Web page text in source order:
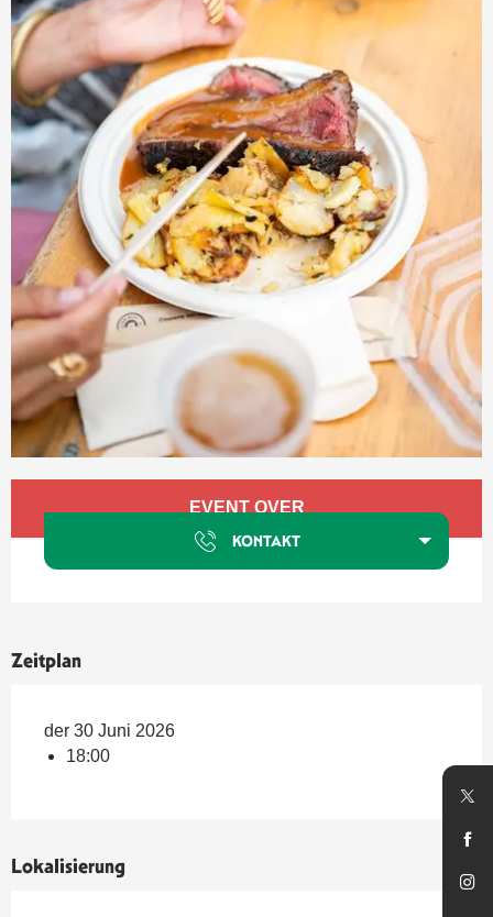
Öffnungszeiten & Kontaktdaten
EVENT OVER
KONTAKT
Zeitplan
der 30 Juni 2026
18:00
Lokalisierung